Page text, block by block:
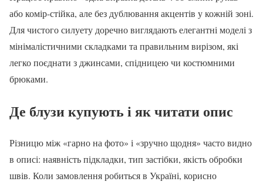
або комір-стійка, але без дублювання акцентів у кожній зоні.
Для чистого силуету доречно виглядають елегантні моделі з
мінімалістичними складками та правильним вирізом, які
легко поєднати з джинсами, спідницею чи костюмними
брюками.
Де блузи купують і як читати опис
Різницю між «гарно на фото» і «зручно щодня» часто видно
в описі: наявність підкладки, тип застібки, якість обробки
швів. Коли замовлення робиться в Україні, корисно